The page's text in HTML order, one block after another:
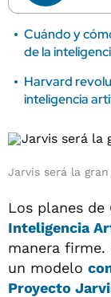
Cuándo y
de la
Harvard
inteligencia
Jarvis será la
Los planes
Inteligencia
manera firme.
un modelo
Proyecto